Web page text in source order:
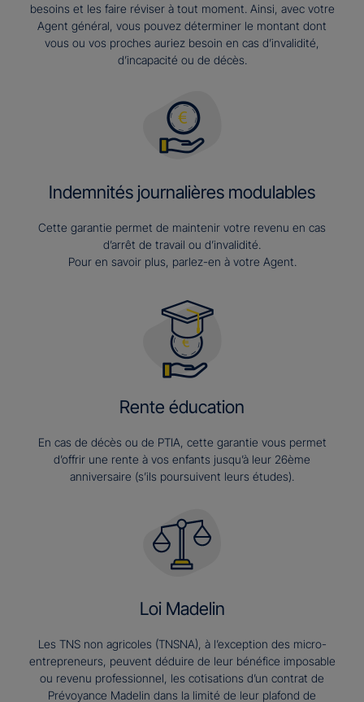
besoins et les faire réviser à tout moment. Ainsi, avec votre
Agent général, vous pouvez déterminer le montant dont
vous ou vos proches auriez besoin en cas d’invalidité,
d’incapacité ou de décès.
Indemnités journalières modulables
Cette garantie permet de maintenir votre revenu en cas
d’arrêt de travail ou d’invalidité.
Pour en savoir plus, parlez-en à votre Agent.
Rente éducation
En cas de décès ou de PTIA, cette garantie vous permet
d’offrir une rente à vos enfants jusqu’à leur 26ème
anniversaire (s’ils poursuivent leurs études).​
Loi Madelin
Les TNS non agricoles (TNSNA), à l’exception des micro-
entrepreneurs, peuvent déduire de leur bénéfice imposable
ou revenu professionnel, les cotisations d’un contrat de
Prévoyance Madelin dans la limité de leur plafond de